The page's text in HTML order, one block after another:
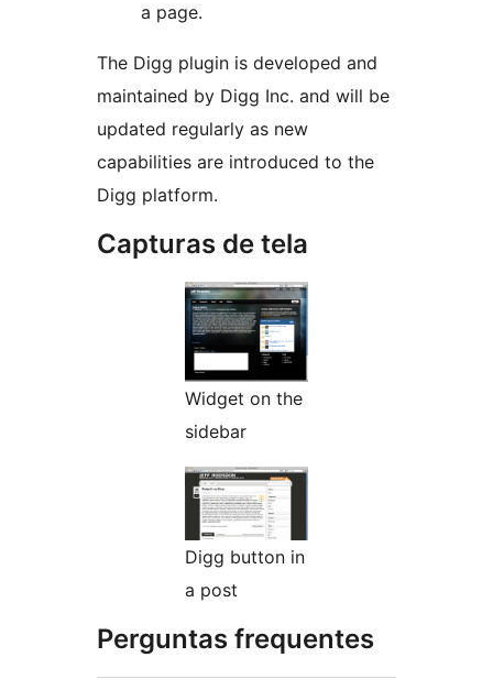
a page.
The Digg plugin is developed and
maintained by Digg Inc. and will be
updated regularly as new
capabilities are introduced to the
Digg platform.
Capturas de tela
Widget on the
sidebar
Digg button in
a post
Perguntas frequentes